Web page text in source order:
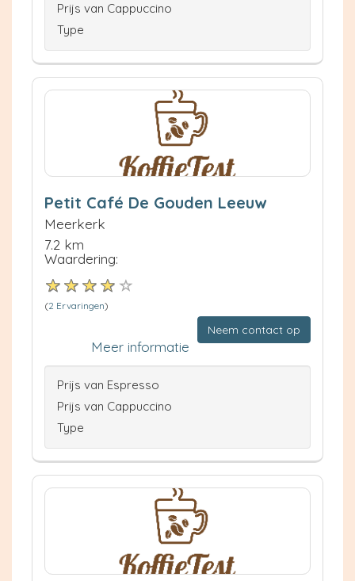
Prijs van Cappuccino
Type
Petit Café De Gouden Leeuw
Meerkerk
7.2 km
Waardering:
(2 Ervaringen)
Neem contact op
Meer informatie
Prijs van Espresso
Prijs van Cappuccino
Type